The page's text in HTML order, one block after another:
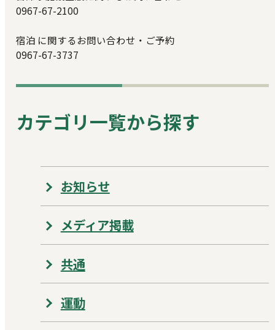
0967-67-2100
宿泊 に関するお問い合わせ・ご予約
0967-67-3737
カテゴリ一覧から探す
お知らせ
メディア掲載
共通
運動